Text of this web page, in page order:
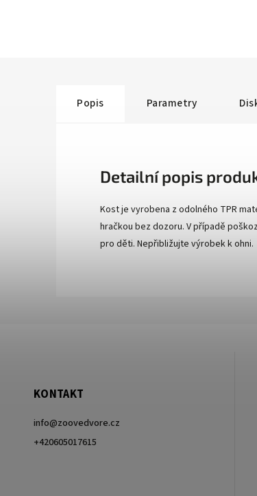
Popis Parametry
Detailní popis
Kost je vyrobena z odolného TPR
hračkou bez dozoru. V případě
pro děti. Nepřibližujte výrobek k ohni.
KONTAKT
info@zoovedvore.cz
+420605017615